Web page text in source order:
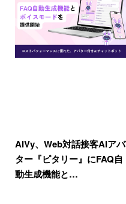
AIVy、Web対話接客AIアバ
ター『ピタリー』にFAQ自
動生成機能と…